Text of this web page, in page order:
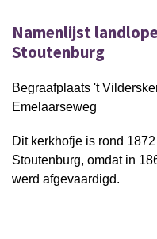
Namenlijst
Stoutenburg
Begraafplaats 't
Emelaarseweg
Dit kerkhofje is rond
Stoutenburg, omdat in
werd afgevaardigd.